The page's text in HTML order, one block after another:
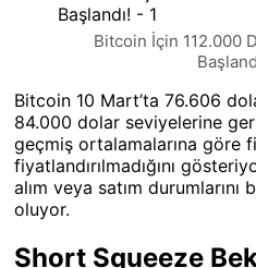
Bitcoin İçin 112.000
Bitcoin 10 Mart’ta 76.606
84.000 dolar seviyelerine
geçmiş ortalamalarına göre
fiyatlandırılmadığını
alım veya satım durumlarını
oluyor.
Short Squeeze